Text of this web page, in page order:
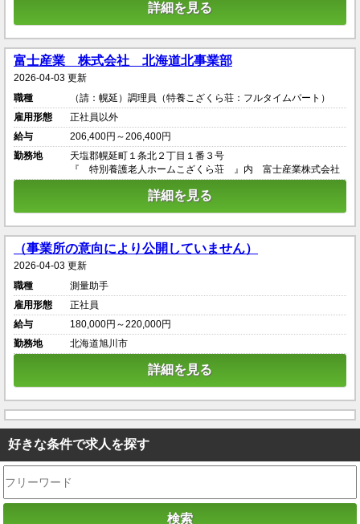
詳細を見る
富士産業 株式会社 北海道北事業部
2026-04-03 更新
職種
（請：幌延）調理員（特養こざくら荘：フルタイムパート）
雇用形態
正社員以外
給与
206,400円～206,400円
勤務地
天塩郡幌延町１条北２丁目１番３号
『 特別養護老人ホームこざくら荘 』内 富士産業株式会社
詳細を見る
（事業所の意向により公開していません）
2026-04-03 更新
職種
測量助手
雇用形態
正社員
給与
180,000円～220,000円
勤務地
北海道旭川市
詳細を見る
好きな条件で求人を探す